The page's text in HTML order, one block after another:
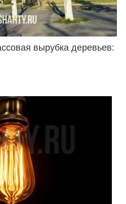
вырубка деревьев: